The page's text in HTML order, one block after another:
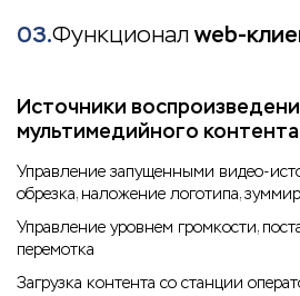
03.Функционалweb-
Источники
мультимедийного
Управление запущенными видео-
обрезка, наложение логотипа,
Управление уровнем громкости,
перемотка
Загрузка контента со станции